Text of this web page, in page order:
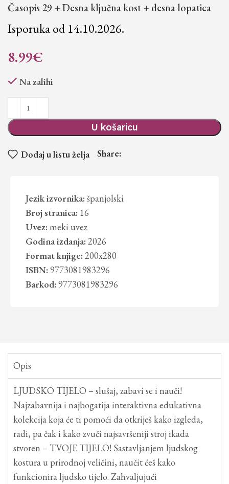
Časopis 29 + Desna ključna kost + desna lopatica
Isporuka od 14.10.2026.
8.99€
Na zalihi
U košaricu
Dodaj u listu želja Share:
Jezik izvornika: španjolski
Broj stranica: 16
Uvez: meki uvez
Godina izdanja: 2026
Format knjige: 200x280
ISBN: 9773081983296
Barkod: 9773081983296
Opis
LJUDSKO TIJELO – slušaj, zabavi se i nauči!
Najzabavnija i najbogatija interaktivna edukativna
kolekcija koja će ti pomoći da otkriješ kako izgleda,
radi, pa čak i kako zvuči najsavršeniji stroj ikada
stvoren – TVOJE TIJELO! Sastavljanjem ljudskog
kostura u prirodnoj veličini, naučit ćeš kako
funkcionira ljudsko tijelo. Zahvaljujući